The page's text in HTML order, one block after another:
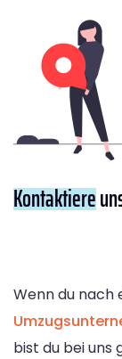
Kontaktiere
Wenn du nach
bist du bei uns